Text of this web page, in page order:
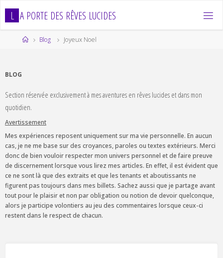
L A PORTE DES RÊVES LUCIDES
HomeBlog Joyeux Noel
BLOG
Section réservée exclusivement à mes aventures en rêves lucides et dans mon
quotidien.
Avertissement
Mes expériences reposent uniquement sur ma vie personnelle. En aucun
cas, je ne me base sur des croyances, paroles ou textes extérieurs. Merci
donc de bien vouloir respecter mon univers personnel et de faire preuve
de discernement lorsque vous lirez mes articles. En effet, il est évident que
ce ne sont là que des extraits et que les tenants et aboutissants ne
figurent pas toujours dans mes billets. Sachez aussi que je partage avant
tout pour le plaisir et non par obligation ou notion de devoir quelconque,
alors je participe volontiers au jeu des commentaires lorsque ceux-ci
restent dans le respect de chacun.